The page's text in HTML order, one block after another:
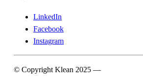
LinkedIn
Facebook
Instagram
© Copyright Klean 2025 —